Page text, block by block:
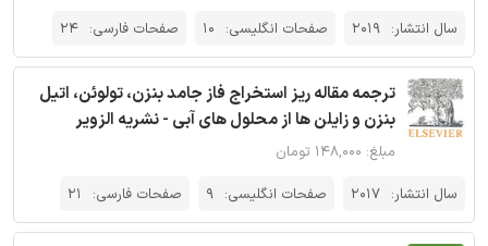
سال انتشار: 2019 صفحات انگلیسی: 10 صفحات فارسی: 24
ترجمه مقاله ریز استخراج فاز جامد بنزن، تولوئن، اتیل
بنزن و زایلن ها از محلول های آبی - نشریه الزویر
مبلغ: ۱۴۸,۰۰۰ تومان
سال انتشار: 2017 صفحات انگلیسی: 9 صفحات فارسی: 21